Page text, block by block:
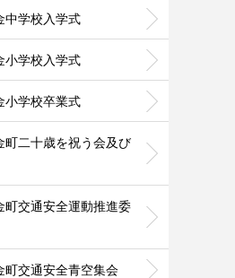
中学校入学式
小学校入学式
小学校卒業式
町二十歳を祝う会及び
町交通安全運動推進委
町交通安全青空集会